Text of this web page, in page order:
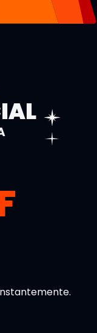
atractivo.
las pantallas